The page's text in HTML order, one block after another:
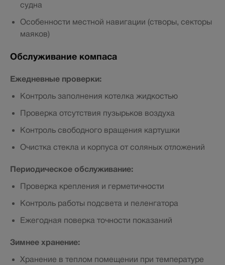
судна
Особенности местной навигации (створы, секторы
маяков)
Обслуживание компаса
Ежедневные проверки:
Контроль заполнения котелка жидкостью
Проверка отсутствия пузырьков воздуха
Контроль свободного вращения картушки
Очистка стекла и корпуса от соляных отложений
Периодическое обслуживание:
Проверка крепления и герметичности
Контроль работы подсвета и пеленгатора
Ежегодная поверка точности показаний
Зимнее хранение:
Хранение в теплом помещении при температуре